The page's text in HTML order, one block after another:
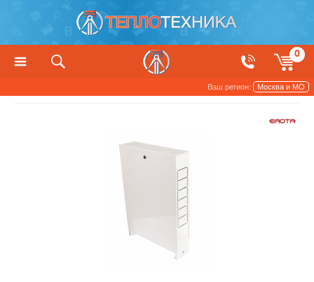
0
Ваш регион: Москва и МО
Коллекторные шкафы